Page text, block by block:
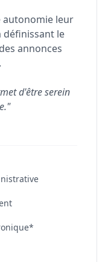
autonomie leur
le
annonces
d'être serein